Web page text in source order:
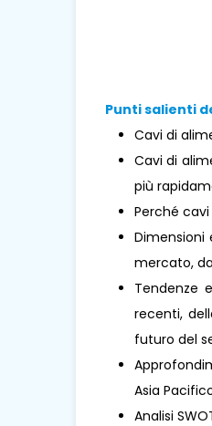
Punti salienti
Cavi di
Cavi di
più
Perché
mercato,
Tendenze
recenti,
futuro del
Asia
Analisi